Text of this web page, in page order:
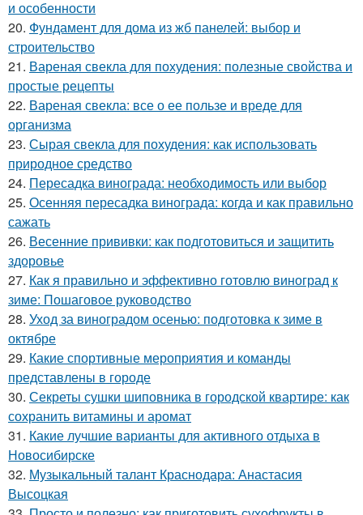
и особенности
20. Фундамент для дома из жб панелей: выбор и
строительство
21. Вареная свекла для похудения: полезные свойства и
простые рецепты
22. Вареная свекла: все о ее пользе и вреде для
организма
23. Сырая свекла для похудения: как использовать
природное средство
24. Пересадка винограда: необходимость или выбор
25. Осенняя пересадка винограда: когда и как правильно
сажать
26. Весенние прививки: как подготовиться и защитить
здоровье
27. Как я правильно и эффективно готовлю виноград к
зиме: Пошаговое руководство
28. Уход за виноградом осенью: подготовка к зиме в
октябре
29. Какие спортивные мероприятия и команды
представлены в городе
30. Секреты сушки шиповника в городской квартире: как
сохранить витамины и аромат
31. Какие лучшие варианты для активного отдыха в
Новосибирске
32. Музыкальный талант Краснодара: Анастасия
Высоцкая